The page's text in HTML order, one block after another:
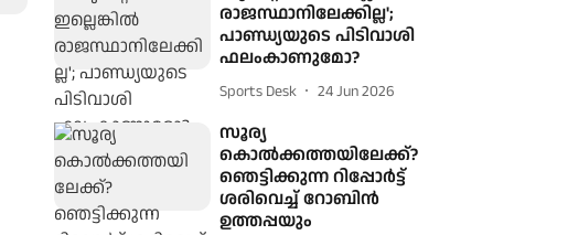
രാജസ്ഥാനിലേക്കില്ല';
പാണ്ഡ്യയുടെ പിടിവാശി
ഫലംകാണുമോ?
Sports Desk 24 Jun 2026
സൂര്യ
കൊൽക്കത്തയിലേക്ക്?
ഞെട്ടിക്കുന്ന റിപ്പോർട്ട്
ശരിവെച്ച് റോബിൻ
ഉത്തപ്പയും